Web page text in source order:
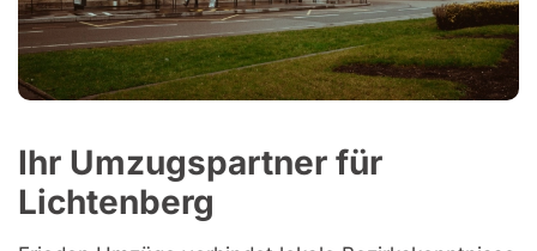
Ihr Umzugspartner für
Lichtenberg